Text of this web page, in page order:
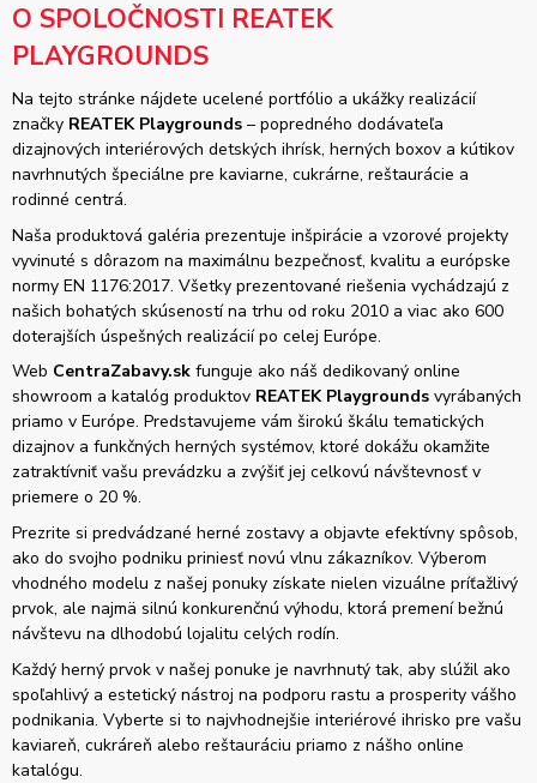
O SPOLOČNOSTI REATEK
PLAYGROUNDS
Na tejto stránke nájdete ucelené portfólio a ukážky realizácií
značky REATEK Playgrounds – popredného dodávateľa
dizajnových interiérových detských ihrísk, herných boxov a kútikov
navrhnutých špeciálne pre kaviarne, cukrárne, reštaurácie a
rodinné centrá.
Naša produktová galéria prezentuje inšpirácie a vzorové projekty
vyvinuté s dôrazom na maximálnu bezpečnosť, kvalitu a európske
normy EN 1176:2017. Všetky prezentované riešenia vychádzajú z
našich bohatých skúseností na trhu od roku 2010 a viac ako 600
doterajších úspešných realizácií po celej Európe.
Web CentraZabavy.sk funguje ako náš dedikovaný online
showroom a katalóg produktov REATEK Playgrounds vyrábaných
priamo v Európe. Predstavujeme vám širokú škálu tematických
dizajnov a funkčných herných systémov, ktoré dokážu okamžite
zatraktívniť vašu prevádzku a zvýšiť jej celkovú návštevnosť v
priemere o 20 %.
Prezrite si predvádzané herné zostavy a objavte efektívny spôsob,
ako do svojho podniku priniesť novú vlnu zákazníkov. Výberom
vhodného modelu z našej ponuky získate nielen vizuálne príťažlivý
prvok, ale najmä silnú konkurenčnú výhodu, ktorá premení bežnú
návštevu na dlhodobú lojalitu celých rodín.
Každý herný prvok v našej ponuke je navrhnutý tak, aby slúžil ako
spoľahlivý a estetický nástroj na podporu rastu a prosperity vášho
podnikania. Vyberte si to najvhodnejšie interiérové ihrisko pre vašu
kaviareň, cukráreň alebo reštauráciu priamo z nášho online
katalógu.